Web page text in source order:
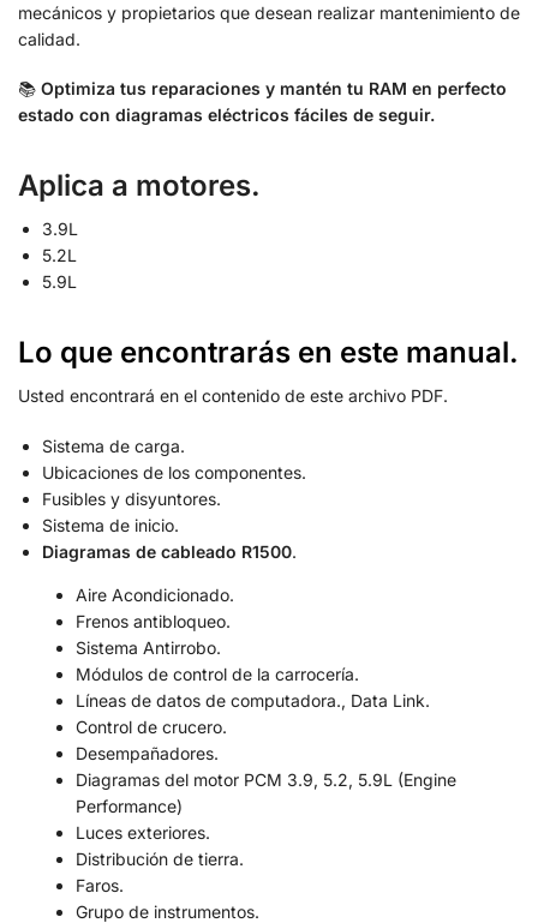
mecánicos y propietarios que desean realizar mantenimiento de
calidad.
📚 Optimiza tus reparaciones y mantén tu RAM en perfecto
estado con diagramas eléctricos fáciles de seguir.
Aplica a motores.
3.9L
5.2L
5.9L
Lo que encontrarás en este manual.
Usted encontrará en el contenido de este archivo PDF.
Sistema de carga.
Ubicaciones de los componentes.
Fusibles y disyuntores.
Sistema de inicio.
Diagramas de cableado R1500.
Aire Acondicionado.
Frenos antibloqueo.
Sistema Antirrobo.
Módulos de control de la carrocería.
Líneas de datos de computadora., Data Link.
Control de crucero.
Desempañadores.
Diagramas del motor PCM 3.9, 5.2, 5.9L (Engine
Performance)
Luces exteriores.
Distribución de tierra.
Faros.
Grupo de instrumentos.